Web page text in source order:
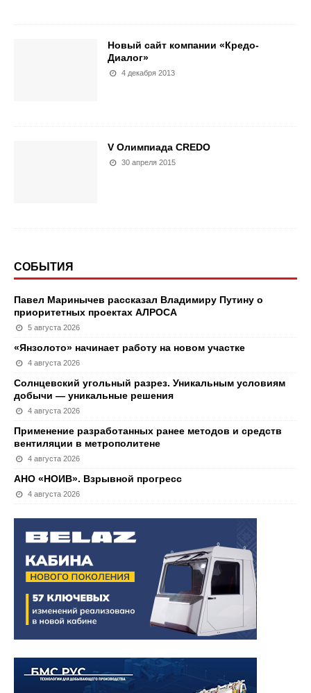
Новый сайт компании «Кредо-
Диалог»
4 декабря 2013
V Олимпиада CREDO
30 апреля 2015
СОБЫТИЯ
Павел Маринычев рассказал Владимиру Путину о
приоритетных проектах АЛРОСА
5 августа 2026
«Янзолото» начинает работу на новом участке
4 августа 2026
Солнцевский угольный разрез. Уникальным условиям
добычи — уникальные решения
4 августа 2026
Применение разработанных ранее методов и средств
вентиляции в метрополитене
4 августа 2026
АНО «НОИВ». Взрывной прогресс
4 августа 2026